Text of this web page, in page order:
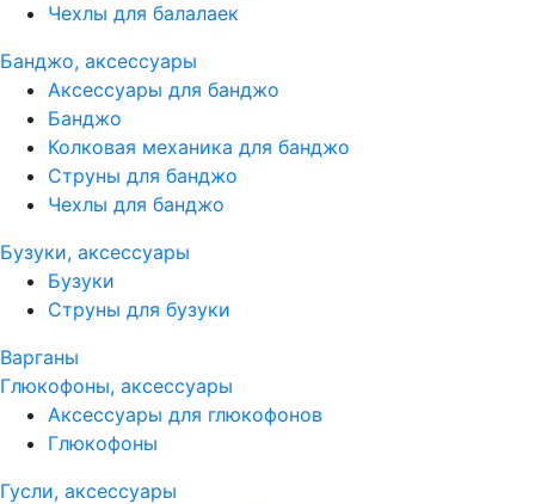
Чехлы для балалаек
Банджо, аксессуары
Аксессуары для банджо
Банджо
Колковая механика для банджо
Струны для банджо
Чехлы для банджо
Бузуки, аксессуары
Бузуки
Струны для бузуки
Варганы
Глюкофоны, аксессуары
Аксессуары для глюкофонов
Глюкофоны
Гусли, аксессуары